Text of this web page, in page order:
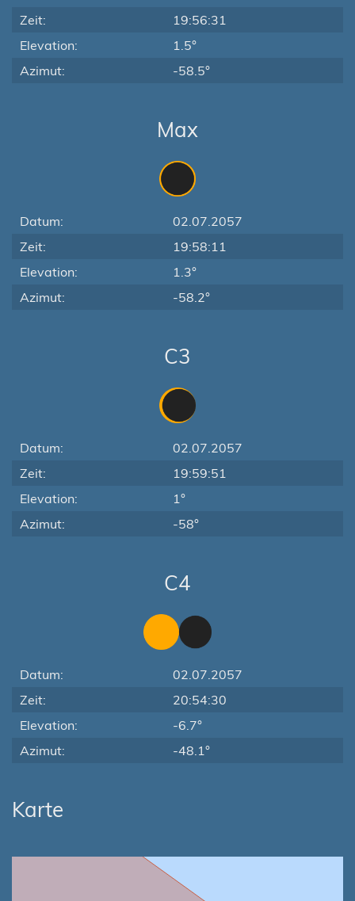
Zeit:
19:56:31
Elevation:
1.5°
Azimut:
-58.5°
Max
Datum:
02.07.2057
Zeit:
19:58:11
Elevation:
1.3°
Azimut:
-58.2°
C3
Datum:
02.07.2057
Zeit:
19:59:51
Elevation:
1°
Azimut:
-58°
C4
Datum:
02.07.2057
Zeit:
20:54:30
Elevation:
-6.7°
Azimut:
-48.1°
Karte